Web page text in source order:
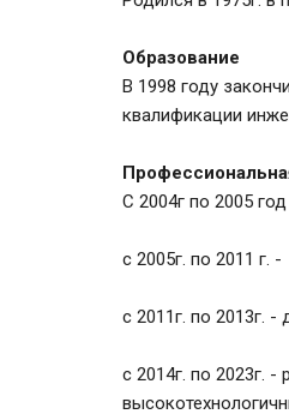
Образование
В 1998 году
квалификации
С 2004г по 2005
с 2005г. по 2011 г.
с 2011г. по 2013г.
с 2014г. по 2023г.